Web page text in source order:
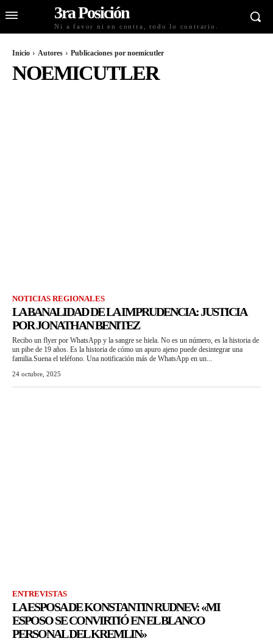
3ra Posición
Ni a favor ni en contra, todo lo contrario.
Inicio Autores Publicaciones por noemicutler
NOEMICUTLER
NOTICIAS REGIONALES
LA BANALIDAD DE LA IMPRUDENCIA: JUSTICIA
POR JONATHAN BENITEZ
Recibo un flyer por WhatsApp y la sangre se hiela. No es un número, es la historia de
un pibe de 19 años. Es la historia de cómo un apuro ajeno puede desintegrar una
familia.Suena el teléfono. Una notificación más de WhatsApp en un...
24 octubre, 2025
ENTREVISTAS
LA ESPOSA DE KONSTANTIN RUDNEV: «MI
ESPOSO SE CONVIRTIÓ EN EL BLANCO
PERSONAL DEL KREMLIN»